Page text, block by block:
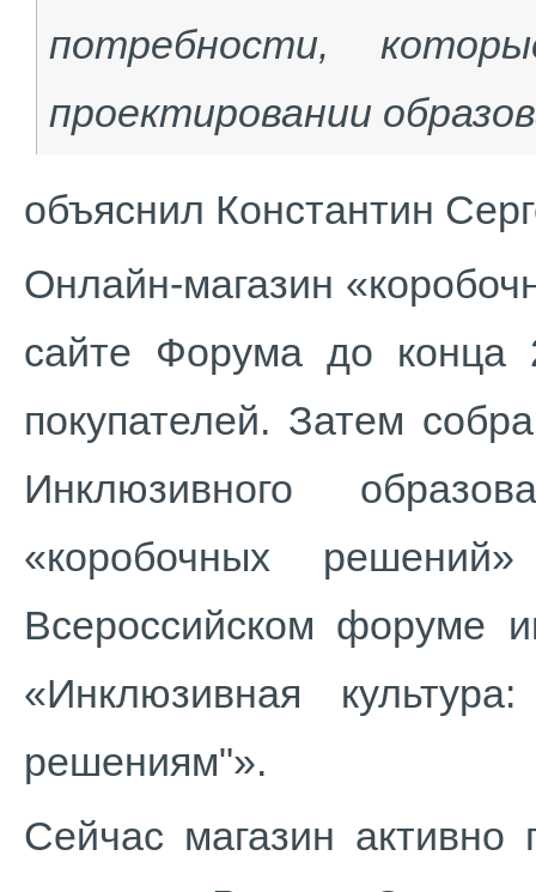
потребности,
проектировании
объяснил Константин
Онлайн-магазин
сайте Форума до конца
покупателей. Затем
Инклюзивного
«коробочных
Всероссийском форуме
«Инклюзивная
решениям"».
Сейчас магазин